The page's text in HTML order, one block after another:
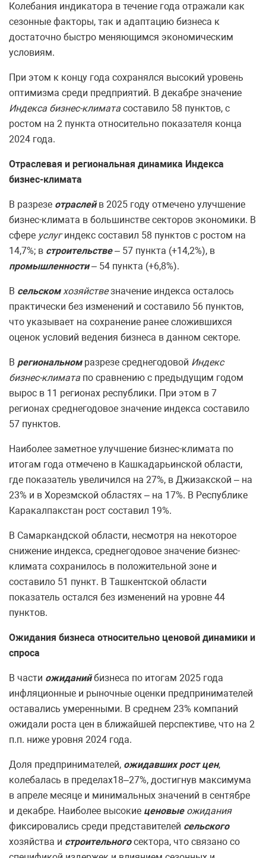
Колебания индикатора в течение года отражали как
сезонные факторы, так и адаптацию бизнеса к
достаточно быстро меняющимся экономическим
условиям.
При этом к концу года сохранялся высокий уровень
оптимизма среди предприятий. В декабре значение
Индекса бизнес-климата составило 58 пунктов, с
ростом на 2 пункта относительно показателя конца
2024 года.
Отраслевая и региональная динамика Индекса
бизнес-климата
В разрезе отраслейв 2025 году отмечено улучшение
бизнес-климата в большинстве секторов экономики. В
сфере услугиндекс составил 58 пунктов с ростом на
14,7%; в строительстве– 57 пункта (+14,2%), в
промышленности– 54 пункта (+6,8%).
В сельскомхозяйствезначение индекса осталось
практически без изменений и составило 56 пунктов,
что указывает на сохранение ранее сложившихся
оценок условий ведения бизнеса в данном секторе.
В региональномразрезе среднегодовой Индекс
бизнес-климата по сравнению с предыдущим годом
вырос в 11 регионах республики. При этом в 7
регионах среднегодовое значение индекса составило
57 пунктов.
Наиболее заметное улучшение бизнес-климата по
итогам года отмечено в Кашкадарьинской области,
где показатель увеличился на 27%, в Джизакской – на
23% и в Хорезмской областях – на 17%. В Республике
Каракалпакстан рост составил 19%.
В Самаркандской области, несмотря на некоторое
снижение индекса, среднегодовое значение бизнес-
климата сохранилось в положительной зоне и
составило 51 пункт. В Ташкентской области
показатель остался без изменений на уровне 44
пунктов.
Ожидания бизнеса относительно ценовой динамики и
спроса
В части ожиданийбизнеса по итогам 2025 года
инфляционные и рыночные оценки предпринимателей
оставались умеренными. В среднем 23% компаний
ожидали роста цен в ближайшей перспективе, что на 2
п.п. ниже уровня 2024 года.
Доля предпринимателей, ожидавших рост цен,
колебалась в пределах18–27%, достигнув максимума
в апреле месяце и минимальных значений в сентябре
и декабре. Наиболее высокие ценовыеожидания
фиксировались среди представителей сельского
хозяйства и строительногосектора, что связано со